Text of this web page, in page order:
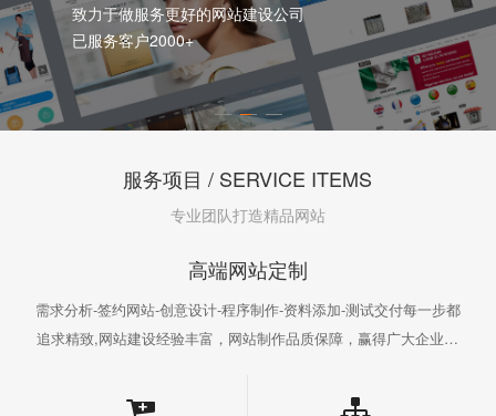
致力于做服务更好的网站建设公司
已服务客户2000+
服务项目 / SERVICE ITEMS
专业团队打造精品网站
高端网站定制
需求分析-签约网站-创意设计-程序制作-资料添加-测试交付每一步都
追求精致,网站建设经验丰富，网站制作品质保障，赢得广大企业的